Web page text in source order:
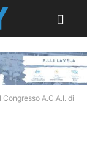
A.C.A.I. di